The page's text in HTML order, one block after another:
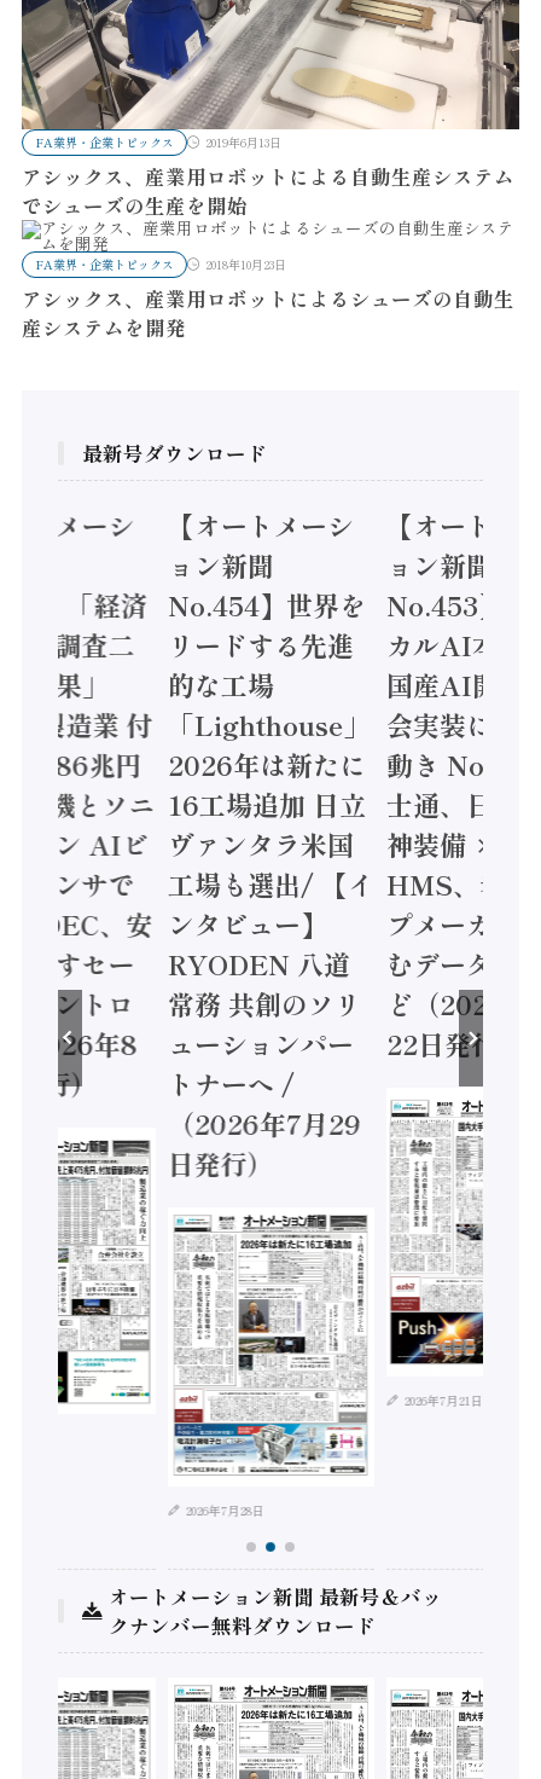
FA業界・企業トピックス 2019年6月13日
アシックス、産業用ロボットによる自動生産システム
でシューズの生産を開始
FA業界・企業トピックス 2018年10月23日
アシックス、産業用ロボットによるシューズの自動生
産システムを開発
最新号ダウンロード
トメーシ
】「経済
態調査二
結果」
年製造業 付
額86兆円
電機とソニ
コン AIビ
センサで
/ IDEC、安
かすセー
コントロ
2026年8
発行）
【オートメーシ
ョン新聞
No.454】世界を
リードする先進
的な工場
「Lighthouse」
2026年は新たに
16工場追加 日立
ヴァンタラ米国
工場も選出/ 【イ
ンタビュー】
RYODEN 八道
常務 共創のソリ
ューションパー
トナーへ /
（2026年7月29
日発行）
2026年7月28日
【オートメ
ョン新聞
No.453】フ
カルAI本格
国産AI開発
会実装に活
動き
士通、日立
神装備 ×
HMS、老舗
プメーカー
むデータ活
ど（2026年
22日発行）
2026年7月21日
オートメーション新聞 最新号＆バッ
クナンバー無料ダウンロード